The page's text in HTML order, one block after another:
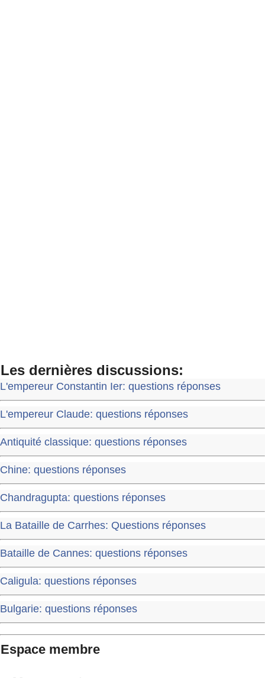
Les dernières discussions:
L'empereur Constantin Ier: questions réponses
L'empereur Claude: questions réponses
Antiquité classique: questions réponses
Chine: questions réponses
Chandragupta: questions réponses
La Bataille de Carrhes: Questions réponses
Bataille de Cannes: questions réponses
Caligula: questions réponses
Bulgarie: questions réponses
Espace membre